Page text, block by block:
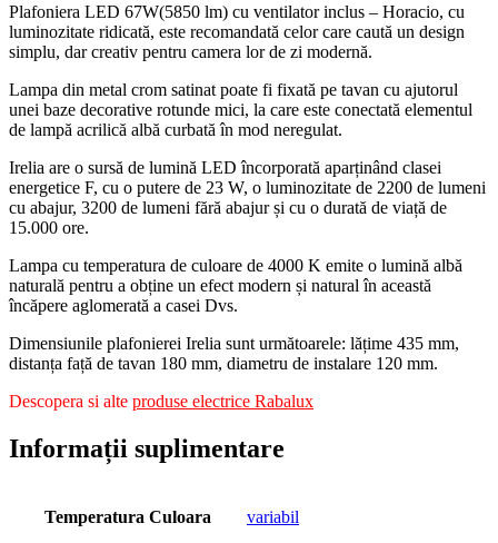
Plafoniera LED 67W(5850 lm) cu ventilator inclus – Horacio, cu
luminozitate ridicată, este recomandată celor care caută un design
simplu, dar creativ pentru camera lor de zi modernă.
Lampa din metal crom satinat poate fi fixată pe tavan cu ajutorul
unei baze decorative rotunde mici, la care este conectată elementul
de lampă acrilică albă curbată în mod neregulat.
Irelia are o sursă de lumină LED încorporată aparținând clasei
energetice F, cu o putere de 23 W, o luminozitate de 2200 de lumeni
cu abajur, 3200 de lumeni fără abajur și cu o durată de viață de
15.000 ore.
Lampa cu temperatura de culoare de 4000 K emite o lumină albă
naturală pentru a obține un efect modern și natural în această
încăpere aglomerată a casei Dvs.
Dimensiunile plafonierei Irelia sunt următoarele: lățime 435 mm,
distanța față de tavan 180 mm, diametru de instalare 120 mm.
Descopera si alte produse electrice Rabalux
Informații suplimentare
Temperatura Culoara variabil